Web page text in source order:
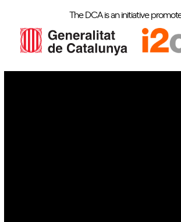
The DCA is an initiative